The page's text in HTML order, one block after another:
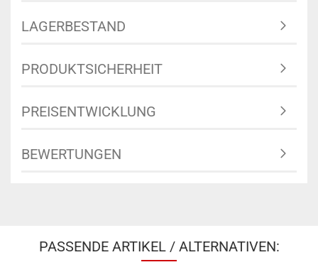
LAGERBESTAND
PRODUKTSICHERHEIT
PREISENTWICKLUNG
BEWERTUNGEN
PASSENDE ARTIKEL / ALTERNATIVEN: